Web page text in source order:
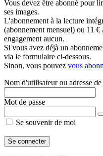
Vous devez être abonné pour
ses images.
L'abonnement à la lecture
(abonnement mensuel) ou 11
engagement aucun.
Si vous avez déjà un
via le formulaire ci-dessous.
Sinon, vous pouvez vous
Nom d'utilisateur ou adresse de
Mot de passe
Se souvenir de moi